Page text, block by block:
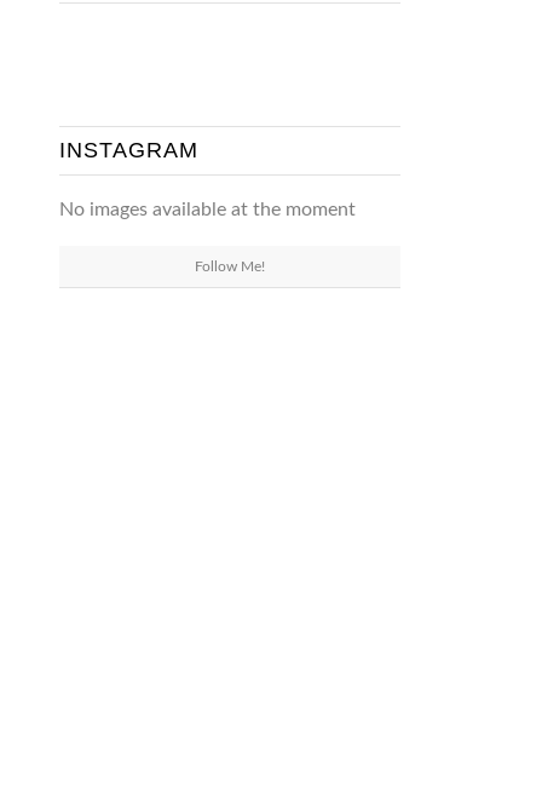
INSTAGRAM
No images available at the moment
Follow Me!